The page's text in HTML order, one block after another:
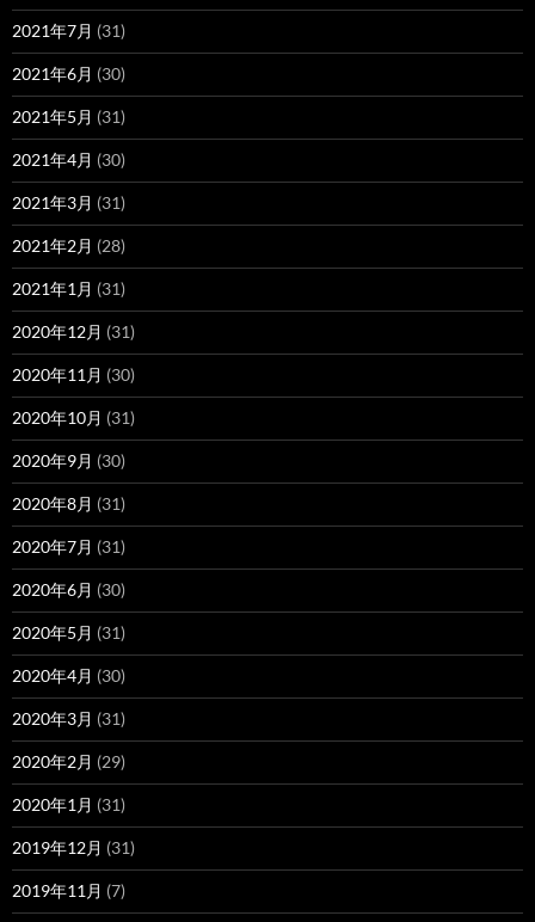
2021年7月 (31)
2021年6月 (30)
2021年5月 (31)
2021年4月 (30)
2021年3月 (31)
2021年2月 (28)
2021年1月 (31)
2020年12月 (31)
2020年11月 (30)
2020年10月 (31)
2020年9月 (30)
2020年8月 (31)
2020年7月 (31)
2020年6月 (30)
2020年5月 (31)
2020年4月 (30)
2020年3月 (31)
2020年2月 (29)
2020年1月 (31)
2019年12月 (31)
2019年11月 (7)